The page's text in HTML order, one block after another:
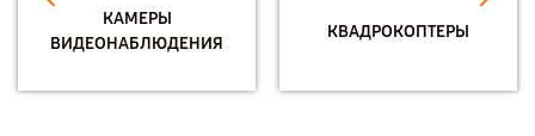
КАМЕРЫ
ВИДЕОНАБЛЮДЕНИЯ
КВАДРОКОПТЕРЫ